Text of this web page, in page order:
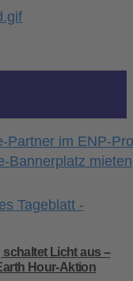
Licht aus –
Hour-Aktion